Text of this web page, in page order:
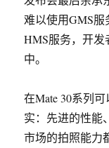
难以使用GMS
HMS服务，开
中。
在Mate 30系列
实：先进的性能
市场的拍照能力